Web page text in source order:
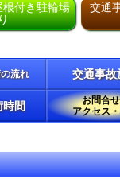
付き駐輪場
交通
流れ 交通事故
時間
お問合
アクセス